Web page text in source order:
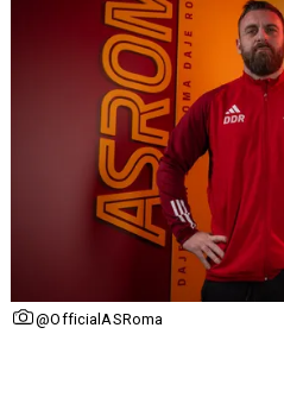
@OfficialASRoma